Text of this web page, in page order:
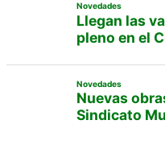
Novedades
Llegan las
pleno en el
Novedades
Nuevas
Sindicato